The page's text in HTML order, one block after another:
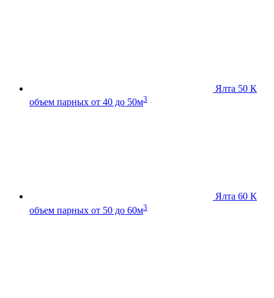
Ялта 50 К
объем парных от 40 до 50м3
Ялта 60 К
объем парных от 50 до 60м3